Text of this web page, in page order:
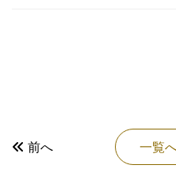
前へ 一覧